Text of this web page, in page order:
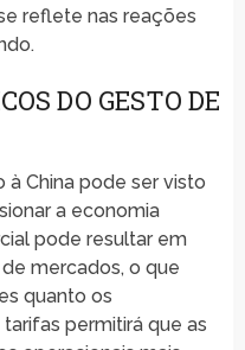
reflete nas reações
DO GESTO DE
China pode ser visto
a economia
pode resultar em
mercados, o que
quanto os
permitirá que as